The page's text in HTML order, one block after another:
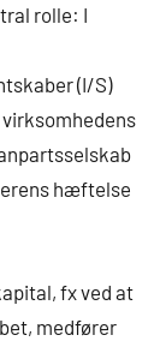
rolle: I
(I/S)
hæftelse
fx ved at
medfører